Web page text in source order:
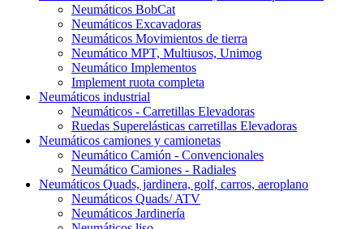
Neumáticos BobCat
Neumáticos Excavadoras
Neumáticos Movimientos de tierra
Neumático MPT, Multiusos, Unimog
Neumático Implementos
Implement ruota completa
Neumáticos industrial
Neumáticos - Carretillas Elevadoras
Ruedas Superelásticas carretillas Elevadoras
Neumáticos camiones y camionetas
Neumático Camión - Convencionales
Neumático Camiones - Radiales
Neumáticos Quads, jardinera, golf, carros, aeroplano
Neumáticos Quads/ ATV
Neumáticos Jardinería